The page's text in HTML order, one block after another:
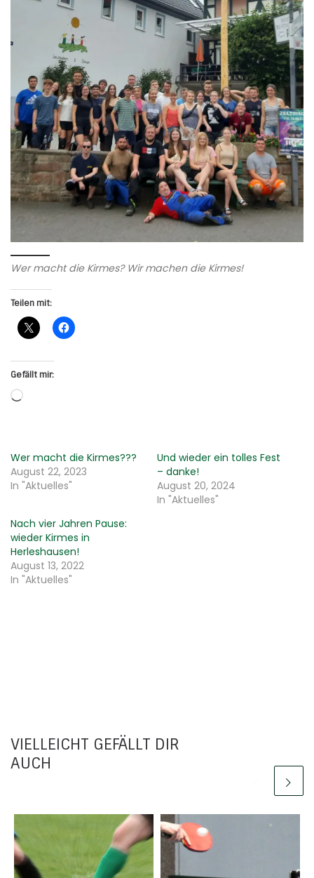
Wer macht die Kirmes? Wir machen die Kirmes!
Teilen mit:
Gefällt mir:
Wird geladen …
Wer macht die Kirmes???
August 22, 2023
In "Aktuelles"
Und wieder ein tolles Fest
– danke!
August 20, 2024
In "Aktuelles"
Nach vier Jahren Pause:
wieder Kirmes in
Herleshausen!
August 13, 2022
In "Aktuelles"
VIELLEICHT GEFÄLLT DIR
AUCH